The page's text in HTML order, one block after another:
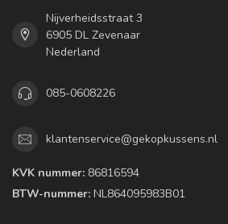
Nijverheidsstraat 3
6905 DL Zevenaar
Nederland
085-0608226
klantenservice@gekopkussens.nl
KVK nummer: 86816594
BTW-nummer: NL864095983B01